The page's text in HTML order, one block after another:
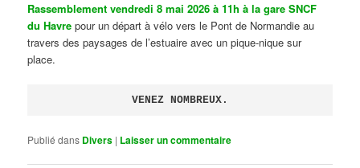
Rassemblement vendredi 8 mai 2026 à 11h à la gare SNCF
du Havre pour un départ à vélo vers le Pont de Normandie au
travers des paysages de l’estuaire avec un pique-nique sur
place.
VENEZ NOMBREUX.
Publié dans Divers | Laisser un commentaire